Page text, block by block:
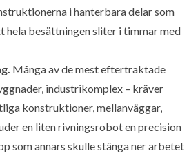
i hanterbara delar som
besättningen sliter i timmar med
Många av de mest eftertraktade
industrikomplex – kräver
konstruktioner, mellanväggar,
en liten rivningsrobot en precision
som annars skulle stänga ner arbetet